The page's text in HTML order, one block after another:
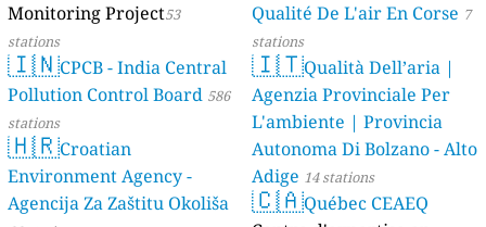
Monitoring Project53
stations
🇮🇳CPCB - India Central
Pollution Control Board 586
stations
🇭🇷Croatian
Environment Agency -
Agencija Za Zaštitu Okoliša
Qualité De L'air En Corse 7
stations
🇮🇹Qualità Dell’aria |
Agenzia Provinciale Per
L'ambiente | Provincia
Autonoma Di Bolzano - Alto
Adige 14 stations
🇨🇦Québec CEAEQ